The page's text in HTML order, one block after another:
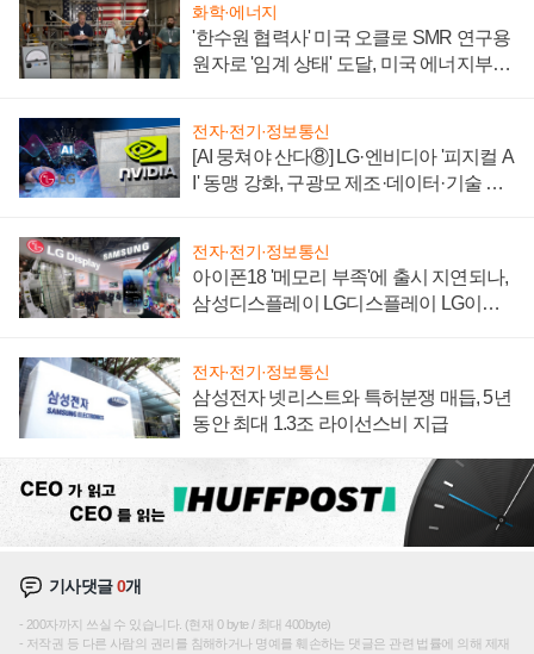
화학·에너지
'한수원 협력사' 미국 오클로 SMR 연구용
원자로 '임계 상태' 도달, 미국 에너지부
전자·전기·정보통신
[AI 뭉쳐야 산다⑧] LG·엔비디아 '피지컬 A
I' 동맹 강화, 구광모 제조·데이터·기술 결
전자·전기·정보통신
아이폰18 '메모리 부족'에 출시 지연되나,
삼성디스플레이 LG디스플레이 LG이노
전자·전기·정보통신
삼성전자 넷리스트와 특허분쟁 매듭, 5년
동안 최대 1.3조 라이선스비 지급
기사댓글0개
200자까지 쓰실 수 있습니다. (현재 0 byte / 최대 400byte)
저작권 등 다른 사람의 권리를 침해하거나 명예를 훼손하는 댓글은 관련 법률에 의해 제재